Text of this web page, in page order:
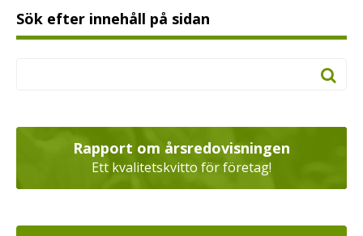
Sök efter innehåll på sidan
Rapport om årsredovisningen
Ett kvalitetskvitto för företag!